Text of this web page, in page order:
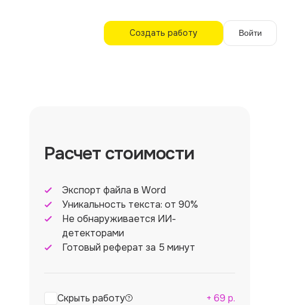
Создать работу Войти
Расчет стоимости
Экспорт файла в Word
Уникальность текста: от 90%
Не обнаруживается ИИ-
детекторами
Готовый реферат за 5 минут
Скрыть работу + 69 р.